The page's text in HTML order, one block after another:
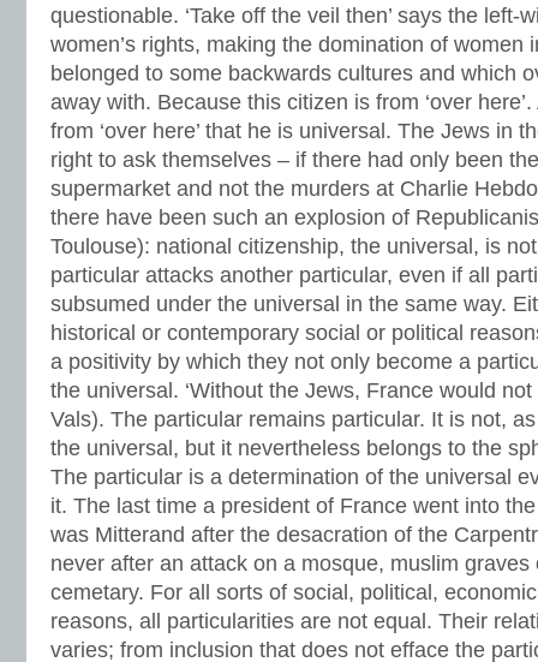
questionable. ‘Take off the veil then’ says the left-
women’s rights, making the domination of women
belonged to some backwards cultures and which
away with. Because this citizen is from ‘over
from ‘over here’ that he is universal. The Jews in
right to ask themselves – if there had only been
supermarket and not the murders at Charlie
there have been such an explosion of
Toulouse): national citizenship, the universal, is
particular attacks another particular, even if all
subsumed under the universal in the same way.
historical or contemporary social or political
a positivity by which they not only become a
the universal. ‘Without the Jews, France would not
Vals). The particular remains particular. It is not,
the universal, but it nevertheless belongs to the
The particular is a determination of the universal
it. The last time a president of France went into
was Mitterand after the desacration of the
never after an attack on a mosque, muslim graves
cemetary. For all sorts of social, political,
reasons, all particularities are not equal. Their
varies; from inclusion that does not efface the